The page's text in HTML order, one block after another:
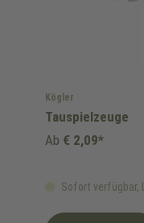
Kögler
Tauspielzeuge
Sofort verfügbar,
Ab € 2,09*